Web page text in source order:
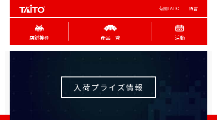
有關TAITO 語言
店舖搜尋 產品一覽 活動
入荷プライズ情報